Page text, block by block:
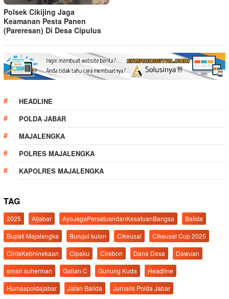
Polsek Cikijing Jaga
Keamanan Pesta Panen
(Pareresan) Di Desa Cipulus
HEADLINE
POLDA JABAR
MAJALENGKA
POLRES MAJALENGKA
KAPOLRES MAJALENGKA
TAG
2025 Aljabar AyoJagaPersatuandanKesatuanBangsa
Balida
Bupati Majalengka
Burujul kulon Cikeusal
Cikeusal Cup 2025
CintaKebhinekaan
Cipaku Cirebon Dana Desa
Dawuan
eman suherman
Galian C Gunung Kuda
Headline
Humaspoldajabar
Jalan Balida
Jurnalis Polda Jabar